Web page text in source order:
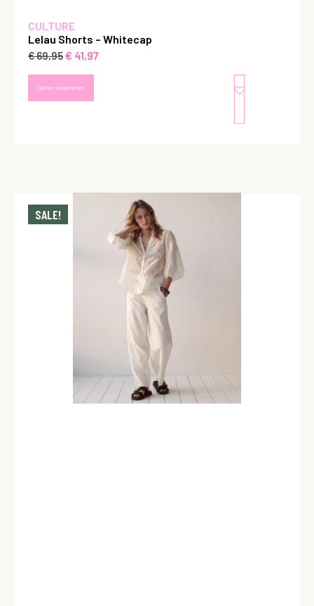
CULTURE
Lelau Shorts – Whitecap
€69,95€ 41,97
Opties selecteren
SALE!